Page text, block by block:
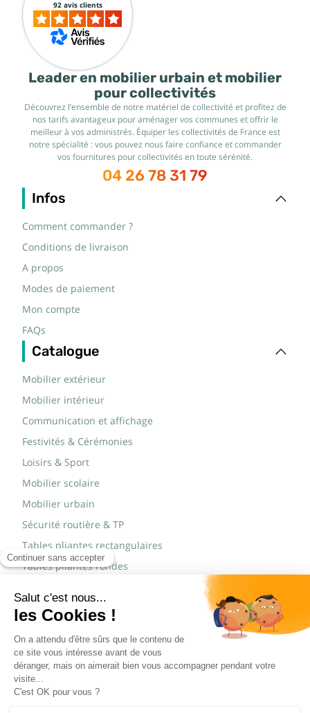
Leader en mobilier urbain et mobilier
pour collectivités
Découvrez l’ensemble de notre matériel de collectivité et profitez de
nos tarifs avantageux pour aménager vos communes et offrir le
meilleur à vos administrés. Équiper les collectivités de France est
notre spécialité : vous pouvez nous faire confiance et commander
vos fournitures pour collectivités en toute sérénité.
04 26 78 31 79
Infos
Comment commander ?
Conditions de livraison
A propos
Modes de paiement
Mon compte
FAQs
Catalogue
Mobilier extérieur
Mobilier intérieur
Communication et affichage
Festivités & Cérémonies
Loisirs & Sport
Mobilier scolaire
Mobilier urbain
Sécurité routière & TP
Tables pliantes rectangulaires
Tables pliantes rondes
Marques
JAD Groupe
Procity®
92 avis clients